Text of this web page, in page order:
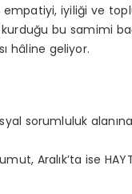
iyiliği ve
kurduğu bu samimi
hâline geliyor.
sorumluluk
Aralık’ta ise